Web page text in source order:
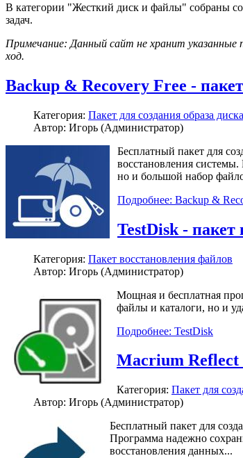
В категории "Жесткий диск и файлы" собраны
задач.
Примечание: Данный сайт не хранит указанные
ход.
Backup & Recovery Free -
Категория: Пакет для создания образа диска
Автор: Игорь (Администратор)
Бесплатный пакет для
восстановления
но и большой набор
Подробнее: Backup &
TestDisk - пакет
Категория: Пакет восстановления файлов
Автор: Игорь (Администратор)
Мощная и бесплатная
файлы и каталоги, но и
Подробнее: TestDisk
Macrium Reflect
Категория: Пакет для
Автор: Игорь (Администратор)
Бесплатный пакет для
Программа надежно
восстановления данных...